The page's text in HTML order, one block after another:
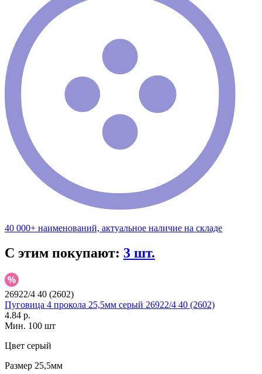
40 000+ наименований, актуальное наличие на складе
С этим покупают: 3 шт.
26922/4 40 (2602)
Пуговица 4 прокола 25,5мм серый 26922/4 40 (2602)
4.84 р.
Мин. 100 шт
Цвет серый
Размер 25,5мм